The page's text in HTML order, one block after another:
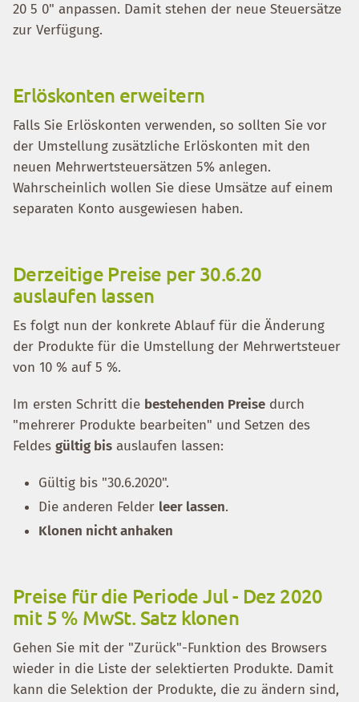
20 5 0" anpassen. Damit stehen der neue Steuersätze
zur Verfügung.
Erlöskonten erweitern
Falls Sie Erlöskonten verwenden, so sollten Sie vor
der Umstellung zusätzliche Erlöskonten mit den
neuen Mehrwertsteuersätzen 5% anlegen.
Wahrscheinlich wollen Sie diese Umsätze auf einem
separaten Konto ausgewiesen haben.
Derzeitige Preise per 30.6.20
auslaufen lassen
Es folgt nun der konkrete Ablauf für die Änderung
der Produkte für die Umstellung der Mehrwertsteuer
von 10 % auf 5 %.
Im ersten Schritt die bestehenden Preise durch
"mehrerer Produkte bearbeiten" und Setzen des
Feldes gültig bis auslaufen lassen:
Gültig bis "30.6.2020".
Die anderen Felder leer lassen.
Klonen nicht anhaken
Preise für die Periode Jul - Dez 2020
mit 5 % MwSt. Satz klonen
Gehen Sie mit der "Zurück"-Funktion des Browsers
wieder in die Liste der selektierten Produkte. Damit
kann die Selektion der Produkte, die zu ändern sind,